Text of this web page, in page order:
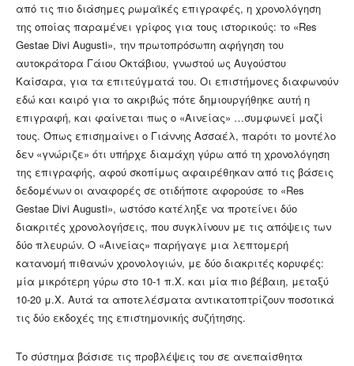
από τις πιο διάσημες ρωμαϊκές επιγραφές, η χρονολόγηση
της οποίας παραμένει γρίφος για τους ιστορικούς: το «Res
Gestae Divi Augusti», την πρωτοπρόσωπη αφήγηση του
αυτοκράτορα Γάιου Οκτάβιου, γνωστού ως Αυγούστου
Καίσαρα, για τα επιτεύγματά του. Οι επιστήμονες διαφωνούν
εδώ και καιρό για το ακριβώς πότε δημιουργήθηκε αυτή η
επιγραφή, και φαίνεται πως ο «Αινείας» …συμφωνεί μαζί
τους. Όπως επισημαίνει ο Γιάννης Ασσαέλ, παρότι το μοντέλο
δεν «γνώριζε» ότι υπήρχε διαμάχη γύρω από τη χρονολόγηση
της επιγραφής, αφού σκοπίμως αφαιρέθηκαν από τις βάσεις
δεδομένων οι αναφορές σε οτιδήποτε αφορούσε το «Res
Gestae Divi Augusti», ωστόσο κατέληξε να προτείνει δύο
διακριτές χρονολογήσεις, που συγκλίνουν με τις απόψεις των
δύο πλευρών. Ο «Αινείας» παρήγαγε μια λεπτομερή
κατανομή πιθανών χρονολογιών, με δύο διακριτές κορυφές:
μία μικρότερη γύρω στο 10-1 π.Χ. και μία πιο βέβαιη, μεταξύ
10-20 μ.Χ. Αυτά τα αποτελέσματα αντικατοπτρίζουν ποσοτικά
τις δύο εκδοχές της επιστημονικής συζήτησης.
Το σύστημα βάσισε τις προβλέψεις του σε ανεπαίσθητα